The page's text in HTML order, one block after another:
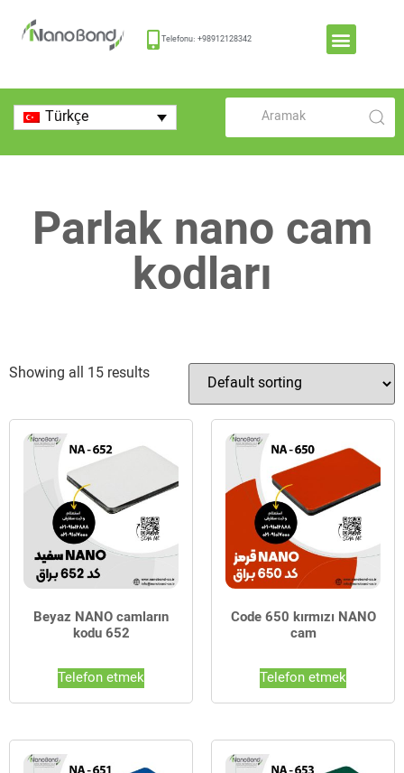
Telefonu: +98912128342
Türkçe
Parlak nano cam
kodları
Showing all 15 results
Beyaz NANO camların
kodu 652
Telefon etmek
Code 650 kırmızı NANO
cam
Telefon etmek